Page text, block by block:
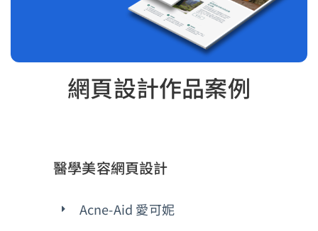
網頁設計作品案例
醫學美容網頁設計
Acne-Aid 愛可妮